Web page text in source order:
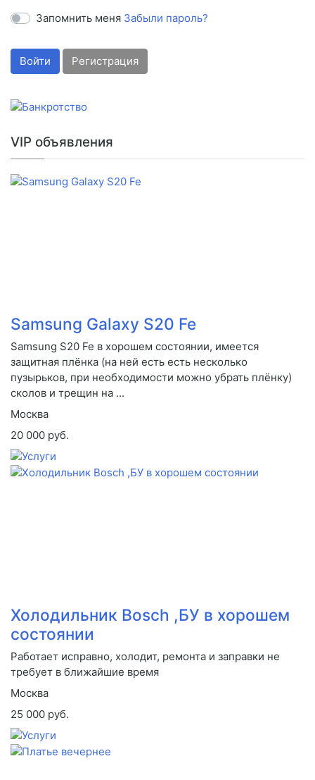
Запомнить меня Забыли пароль?
Войти Регистрация
VIP объявления
Samsung Galaxy S20 Fe
Samsung S20 Fe в хорошем состоянии, имеется
защитная плёнка (на ней есть есть несколько
пузырьков, при необходимости можно убрать плёнку)
сколов и трещин на ...
Москва
20 000 руб.
Холодильник Bosch ,БУ в хорошем
состоянии
Работает исправно, холодит, ремонта и заправки не
требует в ближайшие время
Москва
25 000 руб.